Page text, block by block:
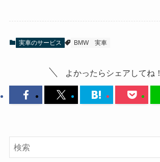
実車のサービス BMW 実車
よかったらシェアしてね！